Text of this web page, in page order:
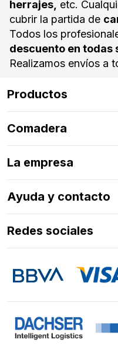
herrajes, etc.
cubrir la partida de
Todos los
descuento en todas
Realizamos envíos a
Productos
Suelos Exteriores
Revestimientos
Revestimientos Interiores
Puertas
Herrajes
Comadera
Gestión de servicios
Comadera Connect™
La empresa
Programa de fidelización
Ayuda y contacto
FAQs
Contacto
Redes sociales
Instagram
Facebook